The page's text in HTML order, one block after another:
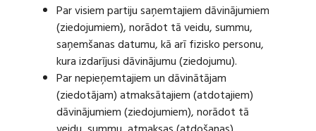
Par visiem partiju saņemtajiem dāvinājumiem
(ziedojumiem), norādot tā veidu, summu,
saņemšanas datumu, kā arī fizisko personu,
kura izdarījusi dāvinājumu (ziedojumu).
Par nepieņemtajiem un dāvinātājam
(ziedotājam) atmaksātajiem (atdotajiem)
dāvinājumiem (ziedojumiem), norādot tā